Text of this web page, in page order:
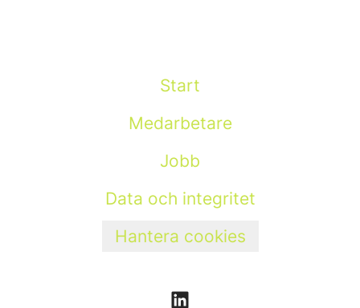
Start
Medarbetare
Jobb
Data och integritet
Hantera cookies